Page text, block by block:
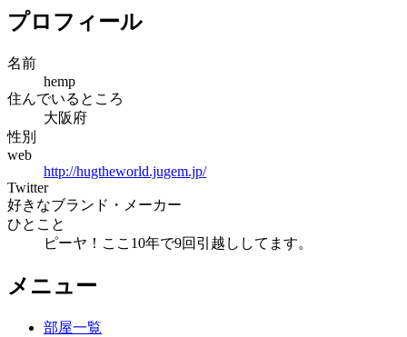
プロフィール
名前
hemp
住んでいるところ
大阪府
性別
web
http://hugtheworld.jugem.jp/
Twitter
好きなブランド・メーカー
ひとこと
ピーヤ！ここ10年で9回引越ししてます。
メニュー
部屋一覧